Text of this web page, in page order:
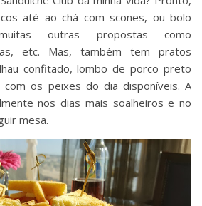
até ao chá com scones, ou bolo
outras propostas como
etc. Mas, também tem pratos
confitado, lombo de porco preto
os peixes do dia disponíveis. A
nos dias mais soalheiros e no
mesa.